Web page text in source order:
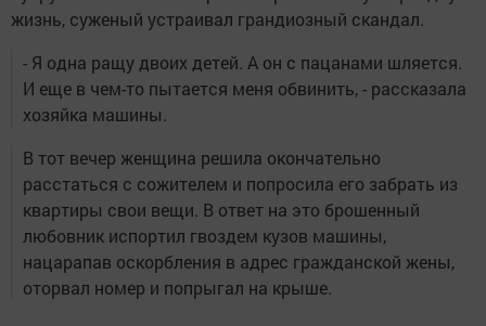
жизнь, суженый устраивал грандиозный скандал.
- Я одна ращу двоих детей. А он с пацанами шляется.
И еще в чем-то пытается меня обвинить, - рассказала
хозяйка машины.
В тот вечер женщина решила окончательно
расстаться с сожителем и попросила его забрать из
квартиры свои вещи. В ответ на это брошенный
любовник испортил гвоздем кузов машины,
нацарапав оскорбления в адрес гражданской жены,
оторвал номер и попрыгал на крыше.